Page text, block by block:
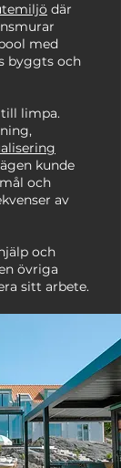
där
med
byggts och
limpa.
kunde
och
av
och
övriga
sitt arbete.